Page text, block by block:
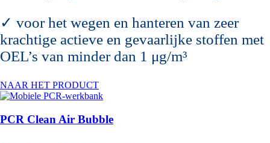
✓ voor het wegen en hanteren van zeer
krachtige actieve en gevaarlijke stoffen met
OEL’s van minder dan 1 μg/m³
NAAR HET PRODUCT
PCR Clean Air Bubble